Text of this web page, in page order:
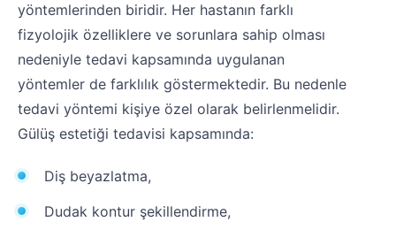
yöntemlerinden biridir. Her hastanın farklı
fizyolojik özelliklere ve sorunlara sahip olması
nedeniyle tedavi kapsamında uygulanan
yöntemler de farklılık göstermektedir. Bu nedenle
tedavi yöntemi kişiye özel olarak belirlenmelidir.
Gülüş estetiği tedavisi kapsamında:
Diş beyazlatma,
Dudak kontur şekillendirme,